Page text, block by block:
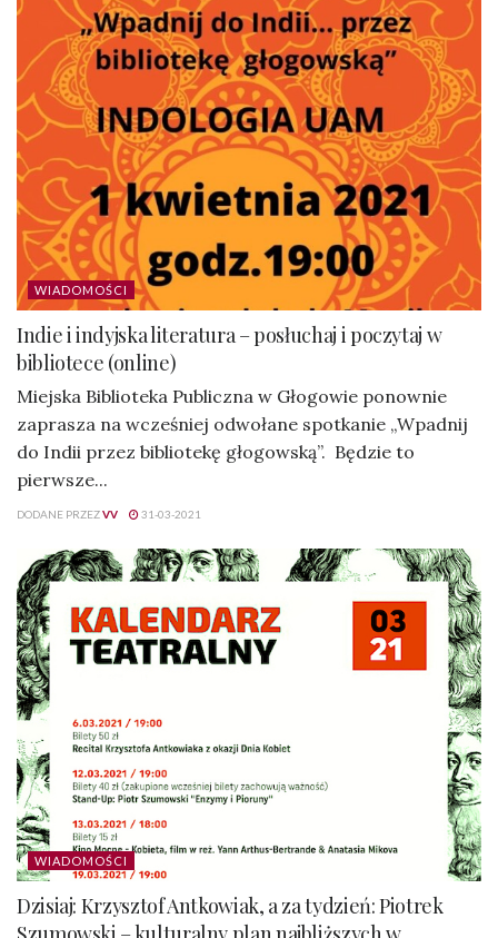
WIADOMOŚCI
Indie i indyjska literatura – posłuchaj i poczytaj w
bibliotece (online)
Miejska Biblioteka Publiczna w Głogowie ponownie
zaprasza na wcześniej odwołane spotkanie „Wpadnij
do Indii przez bibliotekę głogowską”. Będzie to
pierwsze...
DODANE PRZEZVV 31-03-2021
WIADOMOŚCI
Dzisiaj: Krzysztof Antkowiak, a za tydzień: Piotrek